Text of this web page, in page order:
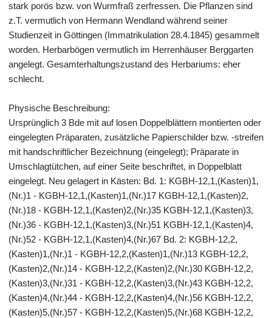
stark porös bzw. von Wurmfraß zerfressen. Die Pflanzen sind
z.T. vermutlich von Hermann Wendland während seiner
Studienzeit in Göttingen (Immatrikulation 28.4.1845) gesammelt
worden. Herbarbögen vermutlich im Herrenhäuser Berggarten
angelegt. Gesamterhaltungszustand des Herbariums: eher
schlecht.
Physische Beschreibung:
Ursprünglich 3 Bde mit auf losen Doppelblättern montierten oder
eingelegten Präparaten, zusätzliche Papierschilder bzw. -streifen
mit handschriftlicher Bezeichnung (eingelegt); Präparate in
Umschlagtütchen, auf einer Seite beschriftet, in Doppelblatt
eingelegt. Neu gelagert in Kästen: Bd. 1: KGBH-12,1,(Kasten)1,
(Nr.)1 - KGBH-12,1,(Kasten)1,(Nr.)17 KGBH-12,1,(Kasten)2,
(Nr.)18 - KGBH-12,1,(Kasten)2,(Nr.)35 KGBH-12,1,(Kasten)3,
(Nr.)36 - KGBH-12,1,(Kasten)3,(Nr.)51 KGBH-12,1,(Kasten)4,
(Nr.)52 - KGBH-12,1,(Kasten)4,(Nr.)67 Bd. 2: KGBH-12,2,
(Kasten)1,(Nr.)1 - KGBH-12,2,(Kasten)1,(Nr.)13 KGBH-12,2,
(Kasten)2,(Nr.)14 - KGBH-12,2,(Kasten)2,(Nr.)30 KGBH-12,2,
(Kasten)3,(Nr.)31 - KGBH-12,2,(Kasten)3,(Nr.)43 KGBH-12,2,
(Kasten)4,(Nr.)44 - KGBH-12,2,(Kasten)4,(Nr.)56 KGBH-12,2,
(Kasten)5,(Nr.)57 - KGBH-12,2,(Kasten)5,(Nr.)68 KGBH-12,2,